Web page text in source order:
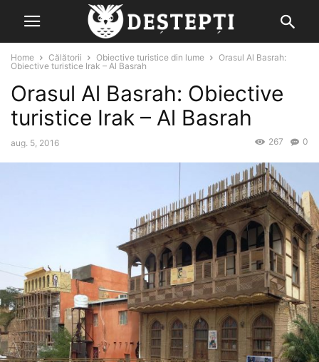
Home Călătorii Obiective turistice din lume
Orasul Al Basrah:
Obiective turistice Irak – Al Basrah
Orasul Al Basrah: Obiective
turistice Irak – Al Basrah
aug. 5, 2016 0
267